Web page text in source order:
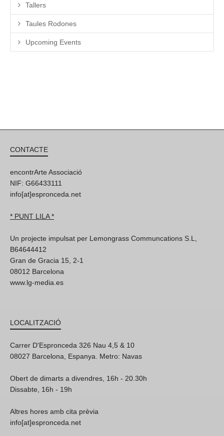
Tallers
Taules Rodones
Upcoming Events
CONTACTE
encontrArte Associació
NIF: G66433111
info[at]espronceda.net
* PUNT LILA *
Un projecte impulsat per Lemongrass Communcations S.L,
B64644412
Gran de Gracia 15, 2-1
08012 Barcelona
www.lg-media.es
LOCALITZACIÓ
Carrer D'Espronceda 326 Nau 4,5 & 10
08027 Barcelona, Espanya. Metro: Navas
Obert de dimarts a divendres, 16h - 20.30h
Dissabte, 16h - 19h
Altres hores amb cita prèvia
info[at]espronceda.net